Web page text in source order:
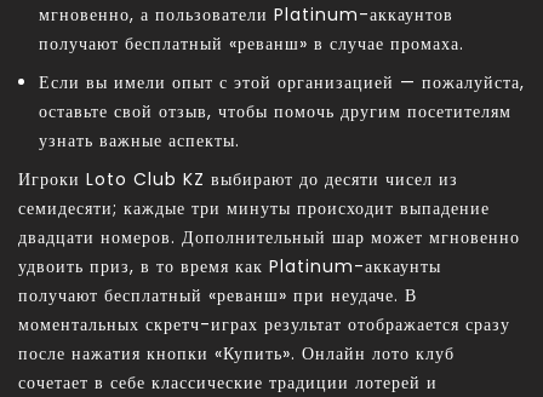
мгновенно, а пользователи Platinum-аккаунтов
получают бесплатный «реванш» в случае промаха.
Если вы имели опыт с этой организацией — пожалуйста,
оставьте свой отзыв, чтобы помочь другим посетителям
узнать важные аспекты.
Игроки Loto Club KZ выбирают до десяти чисел из
семидесяти; каждые три минуты происходит выпадение
двадцати номеров. Дополнительный шар может мгновенно
удвоить приз, в то время как Platinum-аккаунты
получают бесплатный «реванш» при неудаче. В
моментальных скретч-играх результат отображается сразу
после нажатия кнопки «Купить». Онлайн лото клуб
сочетает в себе классические традиции лотерей и